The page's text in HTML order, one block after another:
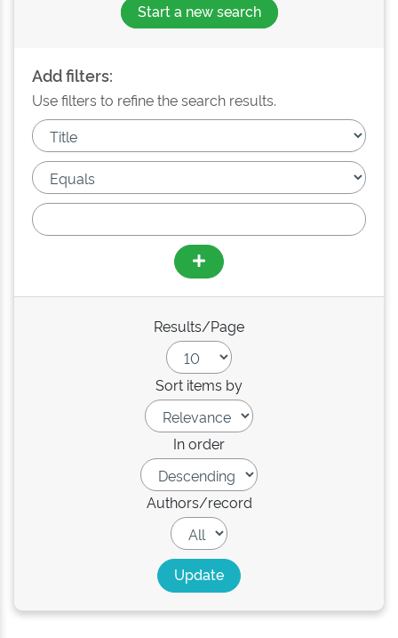
Start a new search
Add filters:
Use filters to refine the search results.
Results/Page
Sort items by
In order
Authors/record